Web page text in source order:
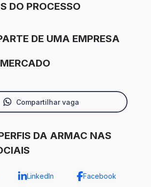
DO PROCESSO
DE UMA EMPRESA
Compartilhar vaga
DA ARMAC NAS
LinkedIn Facebook